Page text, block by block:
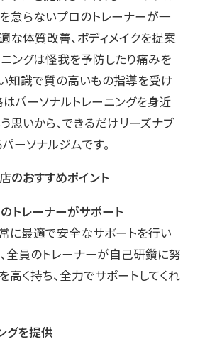
怠らないプロのトレーナーが一
な体質改善、ボディメイクを提案
ニングは怪我を予防したり痛みを
知識で質の高いもの指導を受け
はパーソナルトレーニングを身近
思いから、できるだけリーズナブ
ーソナルジムです。
のおすすめポイント
トレーナーがサポート
に最適で安全なサポートを行い
全員のトレーナーが自己研鑽に努
高く持ち、全力でサポートしてくれ
グを提供